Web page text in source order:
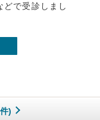
どで受診しまし
)